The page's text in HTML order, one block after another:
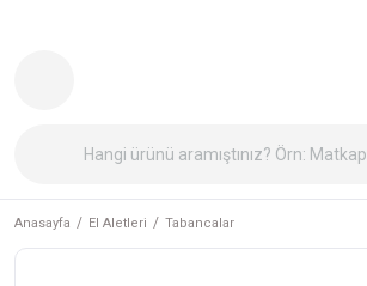
Anasayfa El Aletleri Tabancalar